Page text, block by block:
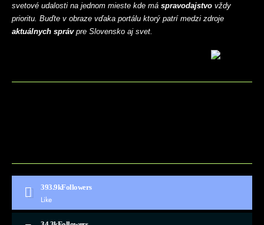
svetové udalosti na jednom mieste kde má spravodajstvo vždy
prioritu. Buďte v obraze vďaka portálu ktorý patrí medzi zdroje
aktuálnych správpre Slovensko aj svet.
393.9kFollowers
Like